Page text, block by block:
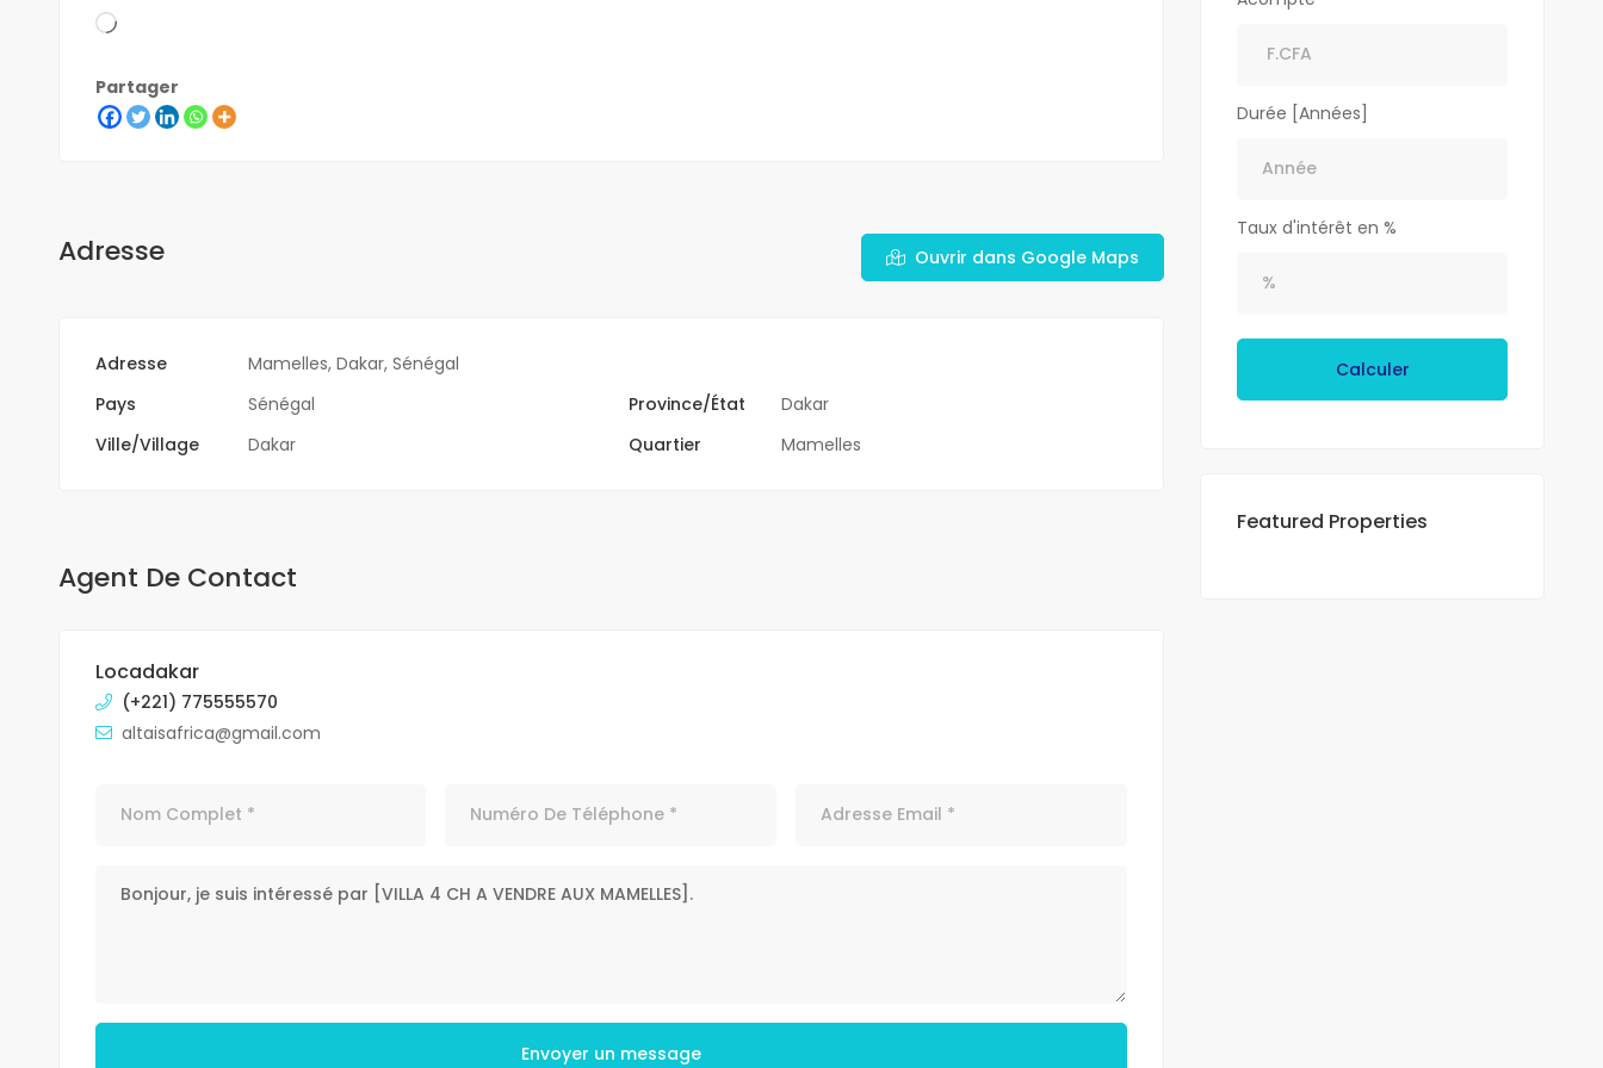
Partager
Adresse Ouvrir dans Google Maps
Adresse
Mamelles, Dakar, Sénégal
Pays
Sénégal Province/État
Dakar
Ville/Village
Dakar Quartier Mamelles
Agent De Contact
Locadakar
(+221) 775555570
altaisafrica@gmail.com
Envoyer un message
Durée [Années]
Taux d'intérêt en %
Calculer
Featured Properties